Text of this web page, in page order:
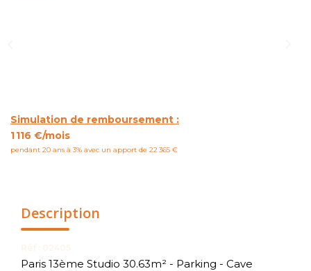
Simulation de remboursement :
1 116 €/mois
pendant 20 ans à 3% avec un apport de 22 365 €
Description
Paris 13ème Studio 30.63m² - Parking - Cave